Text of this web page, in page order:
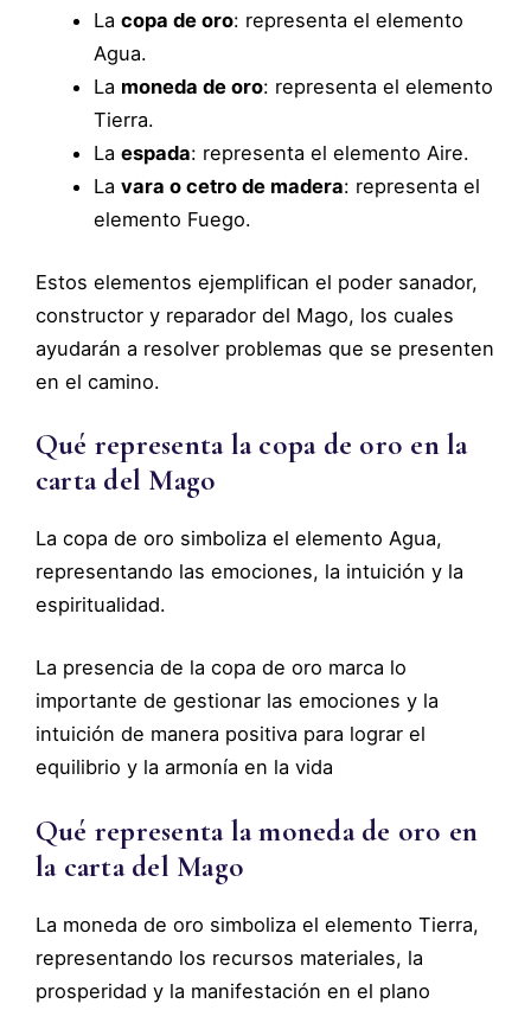
Lacopa de oro: representa el elemento
Agua.
La moneda de oro: representa el elemento
Tierra.
Laespada: representa el elemento Aire.
Lavara o cetro de madera: representa el
elemento Fuego.
Estos elementos ejemplifican el poder sanador,
constructor y reparador del Mago, los cuales
ayudarán a resolver problemas que se presenten
en el camino.
Qué representa la copa de oro en la
carta del Mago
La copa de oro simboliza el elemento Agua,
representando las emociones, la intuición y la
espiritualidad.
La presencia de la copa de oro marca lo
importante de gestionar las emociones y la
intuición de manera positiva para lograr el
equilibrio y la armonía en la vida
Qué representa la moneda de oro en
la carta del Mago
La moneda de oro simboliza el elemento Tierra,
representando los recursos materiales, la
prosperidad y la manifestación en el plano